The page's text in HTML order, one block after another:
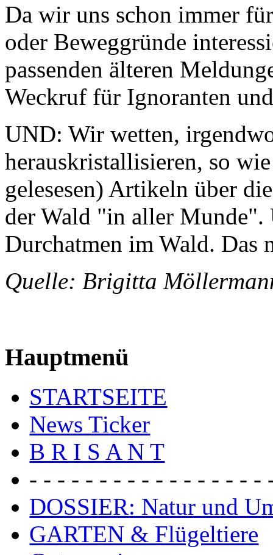
Da wir uns schon immer
oder Beweggründe
passenden älteren
Weckruf für Ignoranten
UND: Wir wetten,
herauskristallisieren, so
gelesesen) Artikeln über
der Wald "in aller
Durchatmen im Wald. Das
Quelle: Brigitta
Hauptmenü
STARTSEITE
News Ticker
B R I S A N T
- - - - - - - - - - - - - - - - -
DOSSIER: Natur und
GARTEN & Flügeltiere